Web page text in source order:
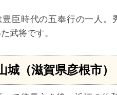
豊臣時代の五奉行の一人
武将です。
城（滋賀県彦根市）